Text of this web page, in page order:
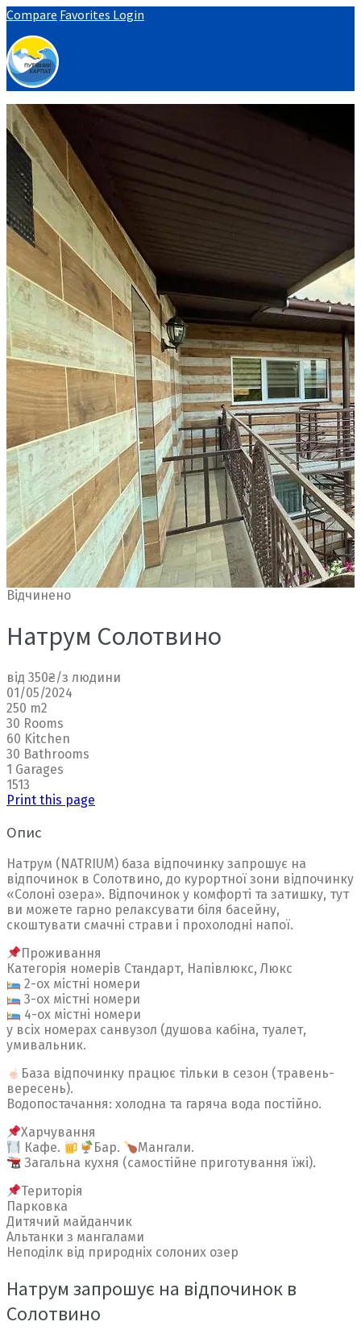
Compare Favorites Login
Відчинено
Натрум Солотвино
від 350₴/з людини
01/05/2024
250 m2
30 Rooms
60 Kitchen
30 Bathrooms
1 Garages
1513
Print this page
Опис
Натрум (NATRIUM) база відпочинку запрошує на
відпочинок в Солотвино, до курортної зони відпочинку
«Солоні озера». Відпочинок у комфорті та затишку, тут
ви можете гарно релаксувати біля басейну,
скоштувати смачні страви і прохолодні напої.
Проживання
Категорія номерів Стандарт, Напівлюкс, Люкс
2-ох містні номери
3-ох містні номери
4-ох містні номери
у всіх номерах санвузол (душова кабіна, туалет,
умивальник.
База відпочинку працює тільки в сезон (травень-
вересень).
Водопостачання: холодна та гаряча вода постійно.
Харчування
Кафе.
Бар.
Мангали.
Загальна кухня (самостійне приготування їжі).
Територія
Парковка
Дитячий майданчик
Альтанки з мангалами
Неподілк від природніх солоних озер
Натрум запрошує на відпочинок в
Солотвино